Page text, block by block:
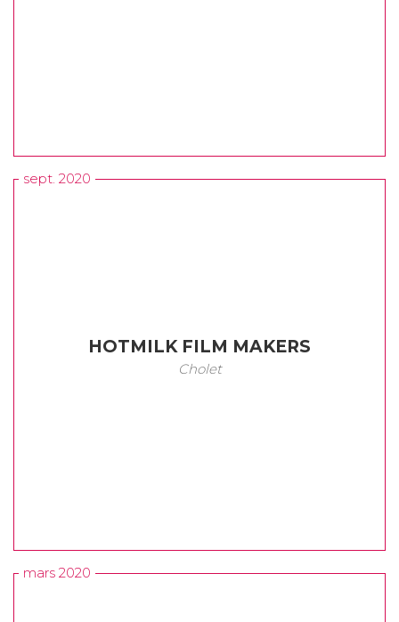
sept. 2020
HOTMILK FILM MAKERS
Cholet
mars 2020